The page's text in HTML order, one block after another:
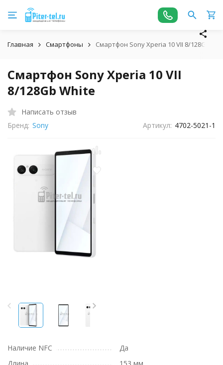
Главная Смартфоны Смартфон Sony Xperia 10 VII 8/128Gb
Смартфон Sony Xperia 10 VII
8/128Gb White
Написать отзыв
Бренд: Sony Артикул: 4702-5021-1
Наличие NFC
Да